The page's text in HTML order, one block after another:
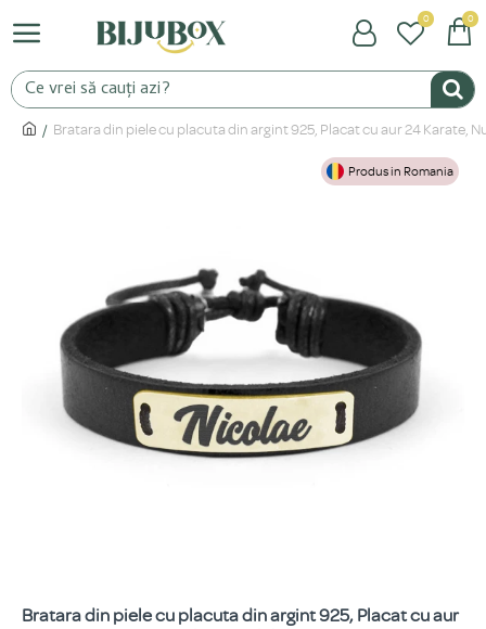
0 0
Bratara din piele cu placuta din argint 925, Placat cu aur 24 Karate,
Produs in Romania
Bratara din piele cu placuta din argint 925, Placat cu aur